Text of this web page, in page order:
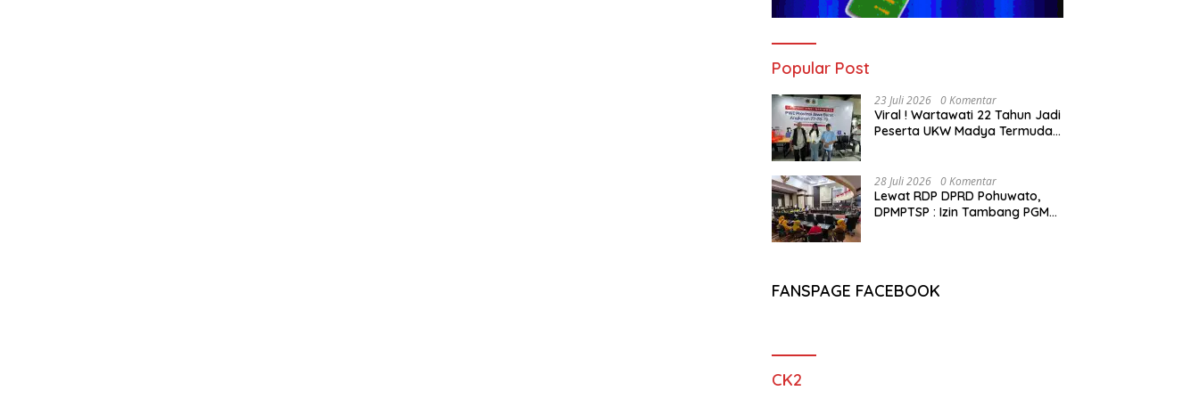
Popular Post
23 Juli 2026 0 Komentar
Viral ! Wartawati 22 Tahun Jadi
Peserta UKW Madya Termuda
28 Juli 2026 0 Komentar
Lewat RDP DPRD Pohuwato,
DPMPTSP : Izin Tambang PGM
FANSPAGE FACEBOOK
CK2